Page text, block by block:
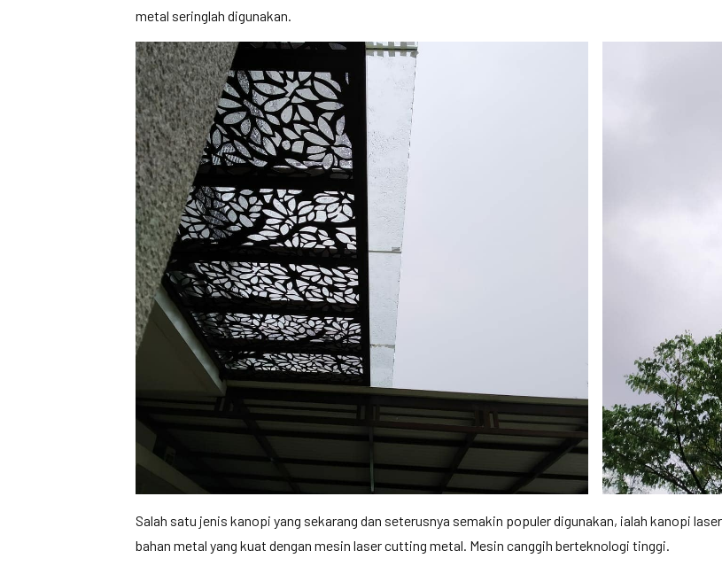
metal seringlah digunakan.
Salah satu jenis kanopi yang sekarang dan seterusnya semakin populer digunakan, ialah kanopi
bahan metal yang kuat dengan mesin laser cutting metal. Mesin canggih berteknologi tinggi.